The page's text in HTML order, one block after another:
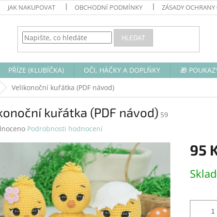
JAK NAKUPOVAT OBCHODNÍ PODMÍNKY ZÁSADY OCHRANY
HLEDAT
PŘÍZE (KLUBÍČKA) OČI, HÁČKY A DOPLŇKY 🎁
Velikonoční kuřátka (PDF návod)
kuřátka (PDF návod) 59
Podrobnosti hodnocení
95
cena: